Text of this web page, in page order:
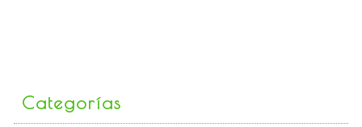
Categorías